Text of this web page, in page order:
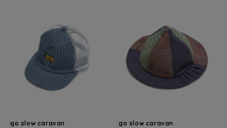
go slow caravan
go slow caravan